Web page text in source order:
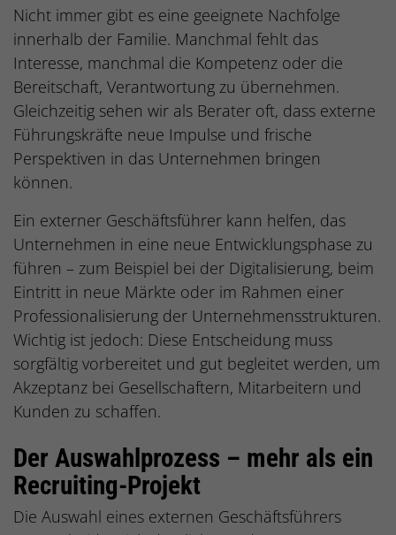
Nicht immer gibt es eine geeignete Nachfolge
innerhalb der Familie. Manchmal fehlt das
Interesse, manchmal die Kompetenz oder die
Bereitschaft, Verantwortung zu übernehmen.
Gleichzeitig sehen wir als Berater oft, dass externe
Führungskräfte neue Impulse und frische
Perspektiven in das Unternehmen bringen
können.
Ein externer Geschäftsführer kann helfen, das
Unternehmen in eine neue Entwicklungsphase zu
führen – zum Beispiel bei der Digitalisierung, beim
Eintritt in neue Märkte oder im Rahmen einer
Professionalisierung der Unternehmensstrukturen.
Wichtig ist jedoch: Diese Entscheidung muss
sorgfältig vorbereitet und gut begleitet werden, um
Akzeptanz bei Gesellschaftern, Mitarbeitern und
Kunden zu schaffen.
Der Auswahlprozess – mehr als ein
Recruiting-Projekt
Die Auswahl eines externen Geschäftsführers